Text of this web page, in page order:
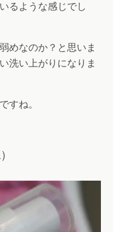
るような感じでし
めなのか？と思いま
洗い上がりになりま
すね。